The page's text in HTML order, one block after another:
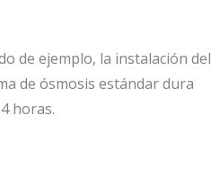
de ejemplo, la instalación del
de ósmosis estándar dura
horas.